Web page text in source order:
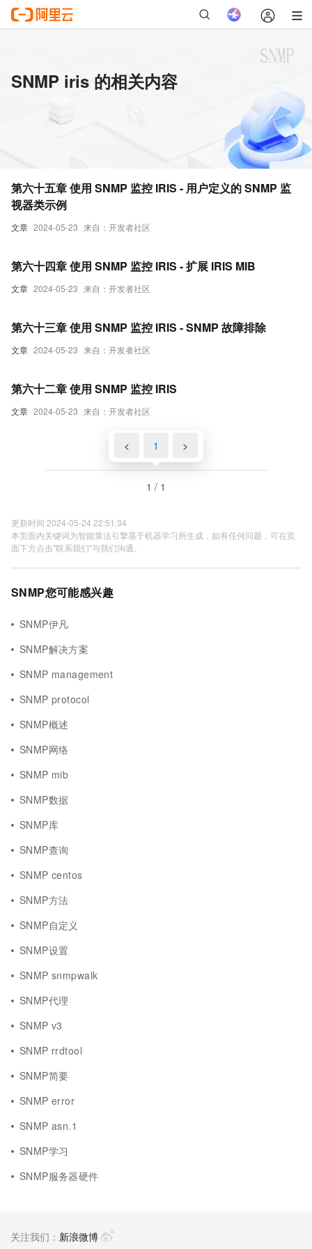
SNMP iris 的相关内容
文章 2024-05-23 来自：开发者社区
第六十五章 使用 SNMP 监控 IRIS - 用户定义的 SNMP 监
视器类示例
文章 2024-05-23 来自：开发者社区
第六十四章 使用 SNMP 监控 IRIS - 扩展 IRIS MIB
文章 2024-05-23 来自：开发者社区
第六十三章 使用 SNMP 监控 IRIS - SNMP 故障排除
文章 2024-05-23 来自：开发者社区
第六十二章 使用 SNMP 监控 IRIS
< 1 >
1 / 1
更新时间 2024-05-24 22:51:34
本页面内关键词为智能算法引擎基于机器学习所生成，如有任何问题，可在页
面下方点击"联系我们"与我们沟通。
SNMP您可能感兴趣
SNMP伊凡
SNMP解决方案
SNMP management
SNMP protocol
SNMP概述
SNMP网络
SNMP mib
SNMP数据
SNMP库
SNMP查询
SNMP centos
SNMP方法
SNMP自定义
SNMP设置
SNMP snmpwalk
SNMP代理
SNMP v3
SNMP rrdtool
SNMP简要
SNMP error
SNMP asn.1
SNMP学习
SNMP服务器硬件
关注我们： 新浪微博